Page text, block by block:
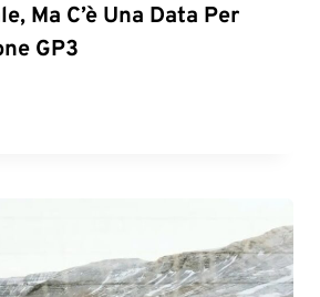
Ma C’è Una Data Per
GP3